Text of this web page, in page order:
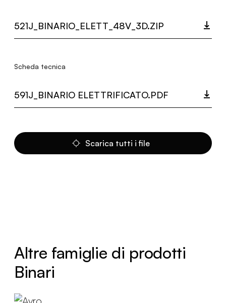
521J_BINARIO_ELETT_48V_3D.ZIP
Scheda tecnica
591J_BINARIO ELETTRIFICATO.PDF
Scarica tutti i file
Altre famiglie di prodotti
Binari